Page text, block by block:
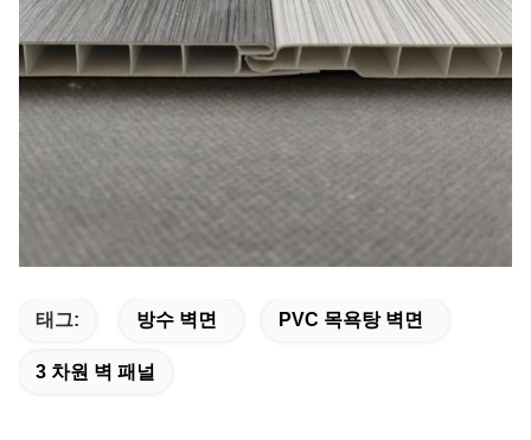
태그: 방수 벽면 PVC 목욕탕 벽면
3 차원 벽 패널